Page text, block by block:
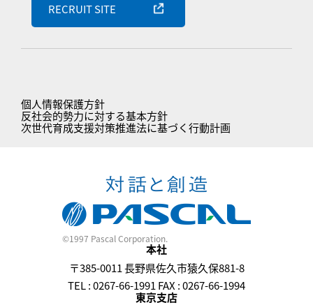
RECRUIT SITE
個人情報保護方針
反社会的勢力に対する基本方針
次世代育成支援対策推進法に基づく行動計画
©1997 Pascal Corporation.
本社
〒385-0011 長野県佐久市猿久保881-8
TEL : 0267-66-1991 FAX : 0267-66-1994
東京支店